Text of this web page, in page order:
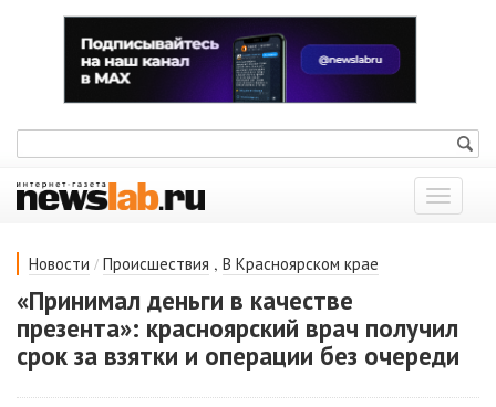
Показать
меню
Новости / Происшествия , В Красноярском крае
«Принимал деньги в качестве
презента»: красноярский врач получил
срок за взятки и операции без очереди